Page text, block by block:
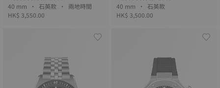
40 mm • 石英款 • 兩地時間
HK$ 3,550.00
40 mm • 石英款
HK$ 3,500.00